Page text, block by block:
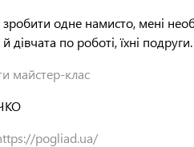
одне намисто, мені
й дівчата по роботі, їхні
майстер-клас
pogliad.ua/